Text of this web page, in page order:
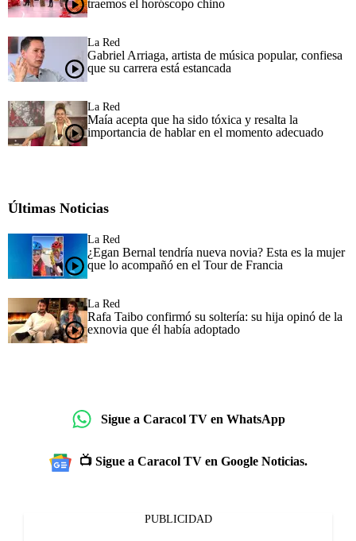
traemos el horóscopo chino
La Red
Gabriel Arriaga, artista de música popular, confiesa
que su carrera está estancada
La Red
Maía acepta que ha sido tóxica y resalta la
importancia de hablar en el momento adecuado
Últimas Noticias
La Red
¿Egan Bernal tendría nueva novia? Esta es la mujer
que lo acompañó en el Tour de Francia
La Red
Rafa Taibo confirmó su soltería: su hija opinó de la
exnovia que él había adoptado
Sigue a Caracol TV en WhatsApp
📺 Sigue a Caracol TV en Google Noticias.
PUBLICIDAD